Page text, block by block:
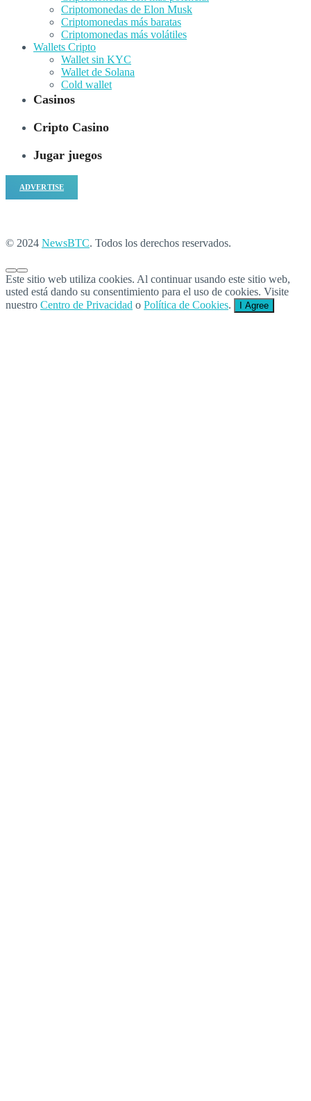
Criptomonedas de Elon Musk
Criptomonedas más baratas
Criptomonedas más volátiles
Wallets Cripto
Wallet sin KYC
Wallet de Solana
Cold wallet
Casinos
Cripto Casino
Jugar juegos
ADVERTISE
© 2024 NewsBTC. Todos los derechos reservados.
Este sitio web utiliza cookies. Al continuar usando este sitio web,
usted está dando su consentimiento para el uso de cookies. Visite
nuestro Centro de Privacidad o Política de Cookies. I Agree